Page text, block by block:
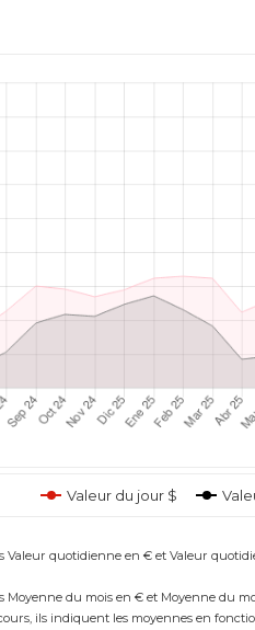
Valeur du jour $
Valeur quotidienne en € et Valeur
Moyenne du mois en € et Moyenne du
ils indiquent les moyennes en